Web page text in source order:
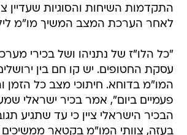
התקדמות השיחות והסוגיות שעדיין
לאחר הערכת המצב המשיך מו"מ
"כל הלו"ז של נתניהו ושל בכירי
עסקת החטופים. יש קו חם בין
המו"מ בדוחא. חיתוכי מצב כל הזמן
פעמיים ביום", אמר בכיר ישראלי
הבכיר הישראלי ציין כי עד שתגיע
בעזה, צוותי המו"מ בקטאר